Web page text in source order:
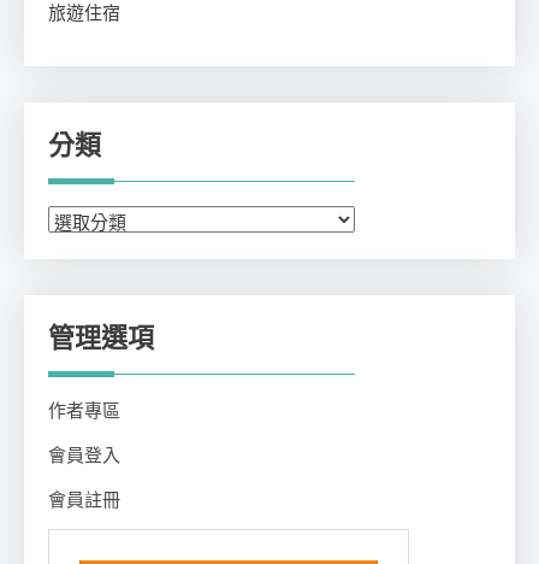
旅遊住宿
分類
分
管理選項
作者專區
會員登入
會員註冊